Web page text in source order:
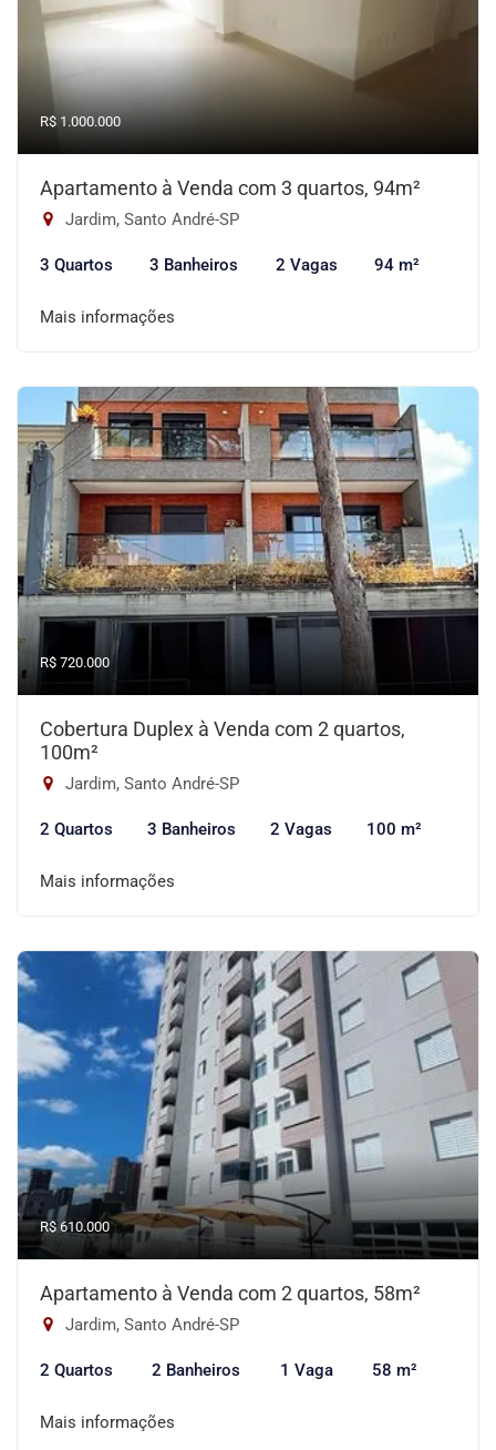
R$ 1.000.000
Apartamento à Venda com 3 quartos, 94m²
Jardim, Santo André-SP
3 Quartos 3 Banheiros 2 Vagas 94 m²
Mais informações
R$ 720.000
Cobertura Duplex à Venda com 2 quartos,
100m²
Jardim, Santo André-SP
2 Quartos 3 Banheiros 2 Vagas 100 m²
Mais informações
R$ 610.000
Apartamento à Venda com 2 quartos, 58m²
Jardim, Santo André-SP
2 Quartos 2 Banheiros 1 Vaga 58 m²
Mais informações